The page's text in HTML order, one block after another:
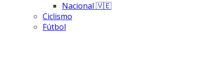
Nacional 🇻🇪
Ciclismo
Fútbol